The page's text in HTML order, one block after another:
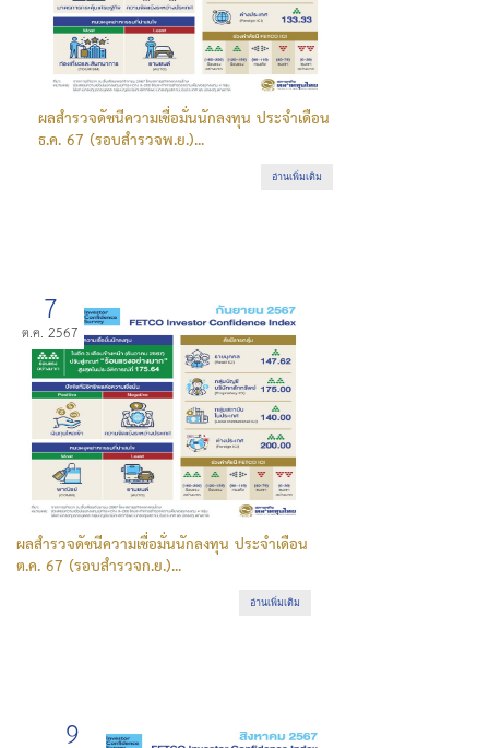
ผลสำรวจดัชนีความเชื่อมั่นนักลงทุน ประจำเดือน
ธ.ค. 67 (รอบสำรวจพ.ย.)...
อ่านเพิ่มเติม
7
ต.ค. 2567
ผลสำรวจดัชนีความเชื่อมั่นนักลงทุน ประจำเดือน
ต.ค. 67 (รอบสำรวจก.ย.)...
อ่านเพิ่มเติม
9